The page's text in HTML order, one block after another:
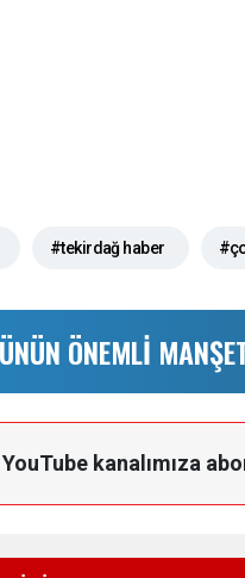
#tekirdağ haber
ÖNEMLİ
kanalımıza